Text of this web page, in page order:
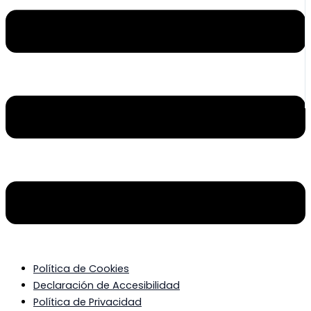
Política de Cookies
Declaración de Accesibilidad
Política de Privacidad